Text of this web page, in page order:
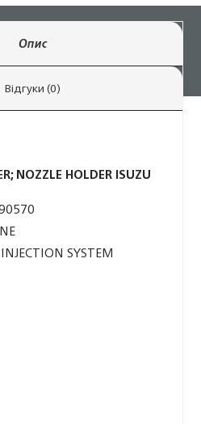
Опис
Відгуки (0)
NOZZLE HOLDER ISUZU
SYSTEM